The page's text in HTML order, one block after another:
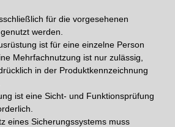
für die vorgesehenen
werden.
ist für eine einzelne Person
Mehrfachnutzung ist nur zulässig,
in der Produktkennzeichnung
ist eine Sicht- und Funktionsprüfung
eines Sicherungssystems muss